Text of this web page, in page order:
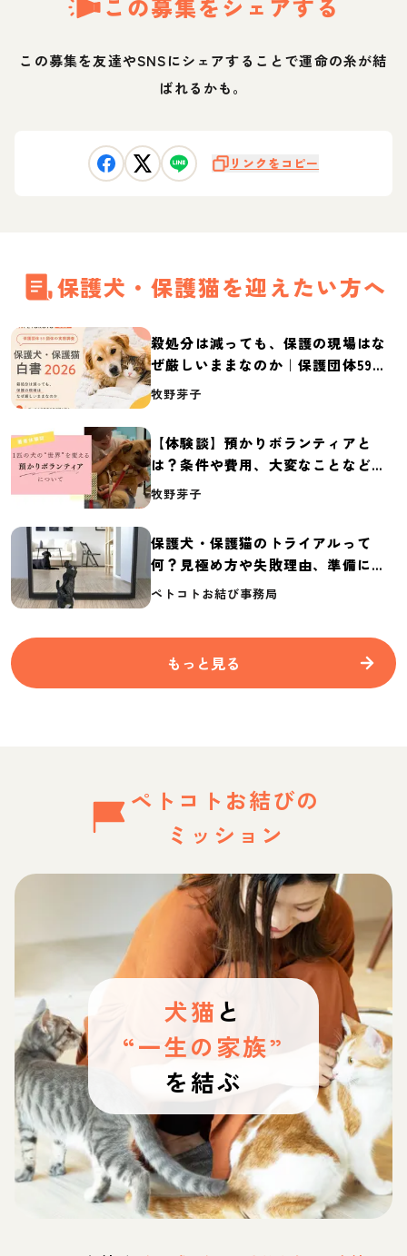
この募集をシェアする
この募集を友達やSNSにシェアすることで運命の糸が結
ばれるかも。
リンクをコピー
保護犬・保護猫を迎えたい方へ
殺処分は減っても、保護の現場はな
ぜ厳しいままなのか｜保護団体59団
体の実態調査【保護犬・保護猫白書
牧野芽子
【体験談】預かりボランティアと
は？条件や費用、大変なことなど紹
介
牧野芽子
保護犬・保護猫のトライアルって
何？見極め方や失敗理由、準備に必
要なものを紹介
ペトコトお結び事務局
もっと見る
ペトコトお結びの
ミッション
犬猫 と
“一生の家族”
を結ぶ